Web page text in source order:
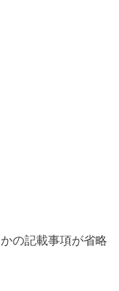
の記載事項が省略